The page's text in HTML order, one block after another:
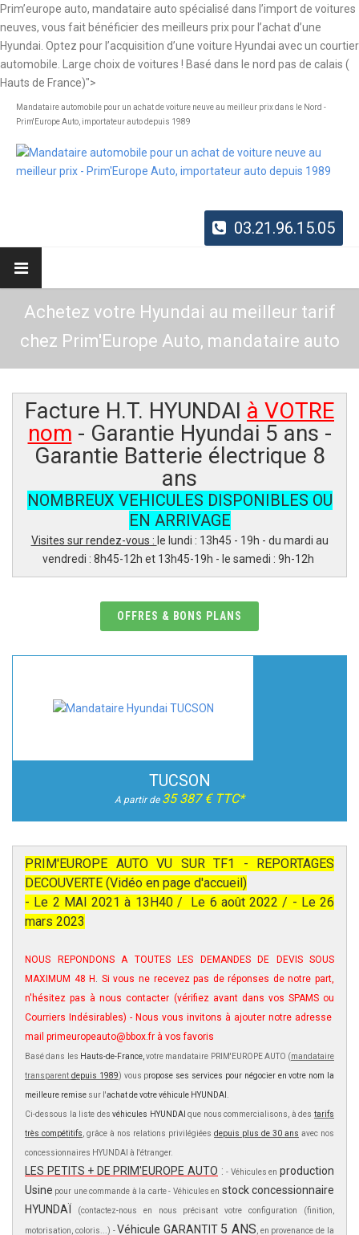
Prim’europe auto, mandataire auto spécialisé dans l’import de voitures
neuves, vous fait bénéficier des meilleurs prix pour l’achat d’une
Hyundai. Optez pour l’acquisition d’une voiture Hyundai avec un courtier
automobile. Large choix de voitures ! Basé dans le nord pas de calais (
Hauts de France)">
Mandataire automobile pour un achat de voiture neuve au meilleur prix dans le Nord -
Prim'Europe Auto, importateur auto depuis 1989
03.21.96.15.05
Achetez votre Hyundai au meilleur tarif
chez Prim'Europe Auto, mandataire auto
Facture H.T. HYUNDAI à VOTRE
nom - Garantie Hyundai 5 ans -
Garantie Batterie électrique 8
ans
NOMBREUX VEHICULES DISPONIBLES OU
EN ARRIVAGE
Visites sur rendez-vous : le lundi : 13h45 - 19h - du mardi au
vendredi : 8h45-12h et 13h45-19h - le samedi : 9h-12h
OFFRES & BONS PLANS
TUCSON
A partir de 35 387 € TTC*
PRIM'EUROPE AUTO VU SUR TF1 - REPORTAGES
DECOUVERTE (Vidéo en page d'accueil)
- Le 2 MAI 2021 à 13H40 / Le 6 août 2022 / - Le 26
mars 2023
NOUS REPONDONS A TOUTES LES DEMANDES DE DEVIS SOUS
MAXIMUM 48 H . Si vous ne recevez pas de réponses de notre part,
n'hésitez pas à nous contacter (vérifiez avant dans vos SPAMS ou
Courriers Indésirables) - Nous vous invitons à ajouter notre adresse
mail primeuropeauto@bbox.fr à vos favoris
Basé dans les Hauts-de-France, votre mandataire PRIM'EUROPE AUTO (mandataire
transparent depuis 1989) vous propose ses services pour négocier en votre nom la
meilleure remise sur l'achat de votre véhicule HYUNDAI
Ci-dessous la liste desvéhicules HYUNDAIque nous commercialisons, à destarifs
très compétitifs , grâce à nos relations privilégiées depuis plus de 30 ans avec nos
concessionnaires HYUNDAI à l'étranger.
LES PETITS + DE PRIM'EUROPE AUTO :- Véhicules en production
Usine pour une commande à la carte - Véhicules en stock concessionnaire
HYUNDAÏ
(contactez-nous en nous précisant votre configuration (finition,
motorisation, coloris...) - Véhicule GARANTIT 5 ANS , en provenance de la